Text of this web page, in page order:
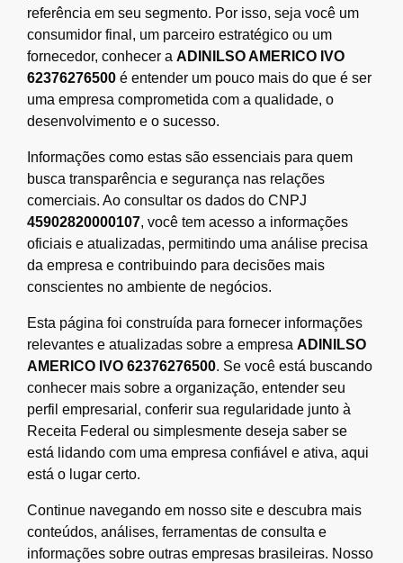
referência em seu segmento. Por isso, seja você um
consumidor final, um parceiro estratégico ou um
fornecedor, conhecer a ADINILSO AMERICO IVO
62376276500 é entender um pouco mais do que é ser
uma empresa comprometida com a qualidade, o
desenvolvimento e o sucesso.
Informações como estas são essenciais para quem
busca transparência e segurança nas relações
comerciais. Ao consultar os dados do CNPJ
45902820000107, você tem acesso a informações
oficiais e atualizadas, permitindo uma análise precisa
da empresa e contribuindo para decisões mais
conscientes no ambiente de negócios.
Esta página foi construída para fornecer informações
relevantes e atualizadas sobre a empresa ADINILSO
AMERICO IVO 62376276500. Se você está buscando
conhecer mais sobre a organização, entender seu
perfil empresarial, conferir sua regularidade junto à
Receita Federal ou simplesmente deseja saber se
está lidando com uma empresa confiável e ativa, aqui
está o lugar certo.
Continue navegando em nosso site e descubra mais
conteúdos, análises, ferramentas de consulta e
informações sobre outras empresas brasileiras. Nosso